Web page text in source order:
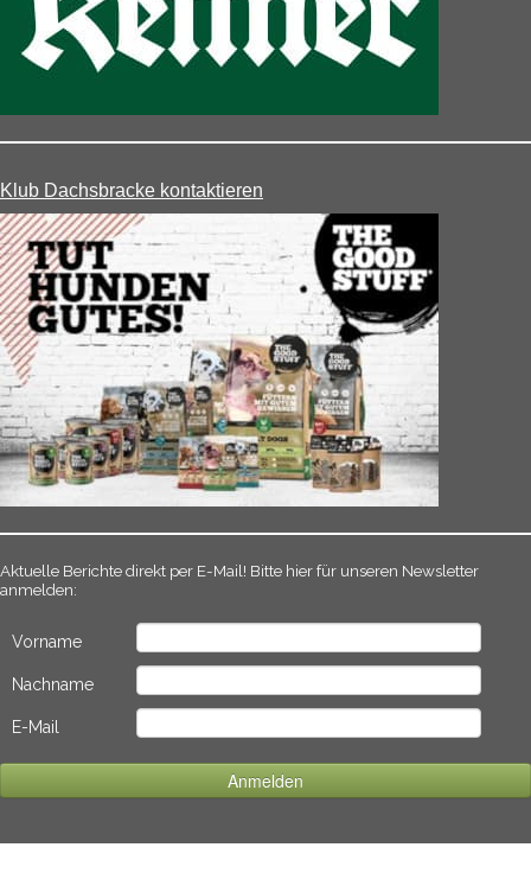
Klub Dachsbracke kontaktieren
Aktuelle Berichte direkt per E-Mail! Bitte hier für unseren Newsletter
anmelden:
Vorname
Nachname
E-Mail